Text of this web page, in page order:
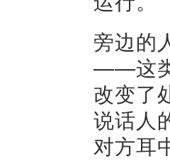
旁边的
——这
改变了
说话人
对方耳